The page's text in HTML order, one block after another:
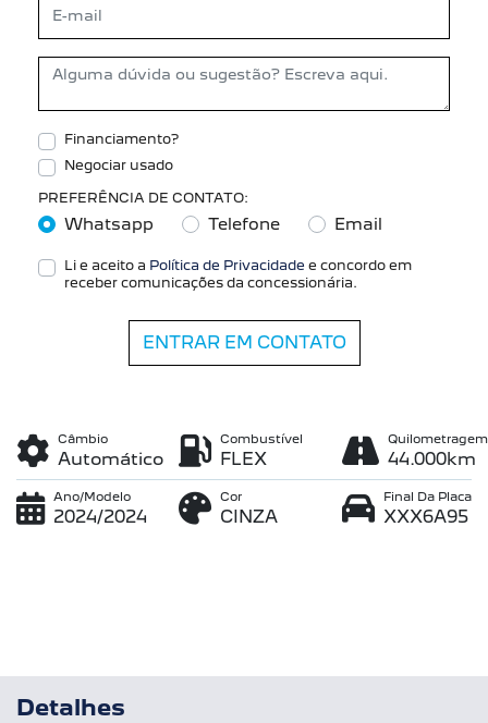
Financiamento?
Negociar usado
PREFERÊNCIA DE CONTATO:
Whatsapp Telefone Email
Li e aceito a Política de Privacidade e concordo em
receber comunicações da concessionária.
ENTRAR EM CONTATO
Câmbio
Automático
Combustível
FLEX
Quilometragem
44.000km
Ano/Modelo
2024/2024
Cor
CINZA
Final Da Placa
XXX6A95
Detalhes